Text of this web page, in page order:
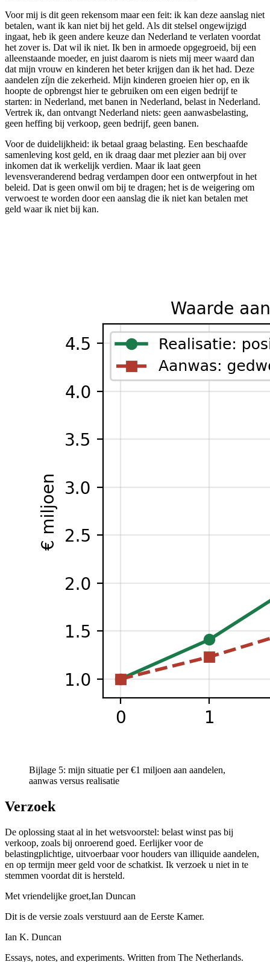
Voor mij is dit geen rekensom maar een feit: ik kan deze aanslag niet
betalen, want ik kan niet bij het geld. Als dit stelsel ongewijzigd
ingaat, heb ik geen andere keuze dan Nederland te verlaten voordat
het zover is. Dat wil ik niet. Ik ben in armoede opgegroeid, bij een
alleenstaande moeder, en juist daarom is niets mij meer waard dan
dat mijn vrouw en kinderen het beter krijgen dan ik het had. Deze
aandelen zíjn die zekerheid. Mijn kinderen groeien hier op, en ik
hoopte de opbrengst hier te gebruiken om een eigen bedrijf te
starten: in Nederland, met banen in Nederland, belast in Nederland.
Vertrek ik, dan ontvangt Nederland niets: geen aanwasbelasting,
geen heffing bij verkoop, geen bedrijf, geen banen.
Voor de duidelijkheid: ik betaal graag belasting. Een beschaafde
samenleving kost geld, en ik draag daar met plezier aan bij over
inkomen dat ik werkelijk verdien. Maar ik laat geen
levensveranderend bedrag verdampen door een ontwerpfout in het
beleid. Dat is geen onwil om bij te dragen; het is de weigering om
verwoest te worden door een aanslag die ik niet kan betalen met
geld waar ik niet bij kan.
Bijlage 5: mijn situatie per €1 miljoen aan aandelen,
aanwas versus realisatie
Verzoek
De oplossing staat al in het wetsvoorstel: belast winst pas bij
verkoop, zoals bij onroerend goed. Eerlijker voor de
belastingplichtige, uitvoerbaar voor houders van illiquide aandelen,
en op termijn meer geld voor de schatkist. Ik verzoek u niet in te
stemmen voordat dit is hersteld.
Met vriendelijke groet,Ian Duncan
Dit is de versie zoals verstuurd aan de Eerste Kamer.
Ian K. Duncan
Essays, notes, and experiments. Written from The Netherlands.